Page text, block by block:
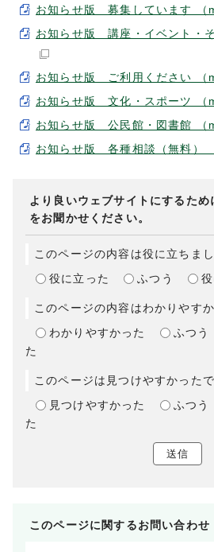
お知らせ版 募集しています （
お知らせ版 講座・イベント・
お知らせ版 ご利用ください （
お知らせ版 文化・スポーツ （
お知らせ版 公民館・図書館 （
お知らせ版 各種相談（無料）
より良いウェブサイトにするた
をお聞かせください。
このページの内容は役に立ちま
役に立った
ふつう
このページの内容はわかりやす
わかりやすかった
ふつう
た
このページは見つけやすかった
見つけやすかった
ふつう
た
送信
このページに関するお問い合わせ